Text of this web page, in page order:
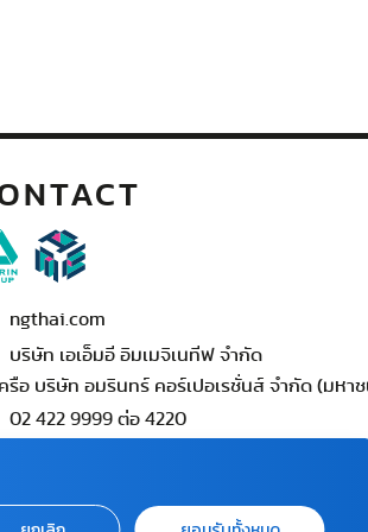
ngthai.com
บริษัท เอเอ็มอี อิมเมจิเนทีฟ จำกัด
ครือ บริษัท อมรินทร์ คอร์เปอเรชั่นส์ จำกัด (มหา
02 422 9999 ต่อ 4220
ร์ - ศุกร์ เวลา 09.00 - 18.00 น)